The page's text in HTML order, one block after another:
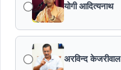
योगी आदित्यनाथ
अरविन्द केजरीवाल